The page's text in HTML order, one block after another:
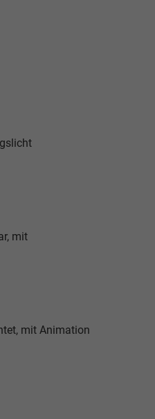
mit
mit Animation